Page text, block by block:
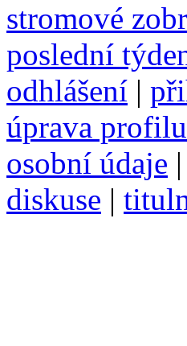
stromové
poslední
odhlášení |
úprava profilu
osobní údaje |
diskuse |